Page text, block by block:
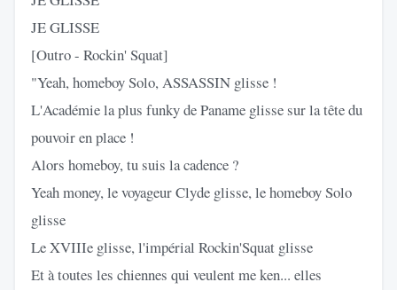
JE GLISSE
[Outro - Rockin' Squat]
"Yeah, homeboy Solo, ASSASSIN glisse !
L'Académie la plus funky de Paname glisse sur la tête du
pouvoir en place !
Alors homeboy, tu suis la cadence ?
Yeah money, le voyageur Clyde glisse, le homeboy Solo
glisse
Le XVIIIe glisse, l'impérial Rockin'Squat glisse
Et à toutes les chiennes qui veulent me ken... elles